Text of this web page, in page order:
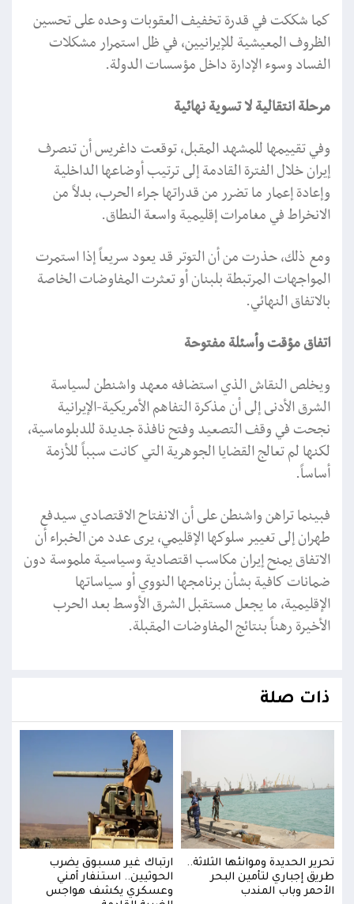
كما شككت في قدرة تخفيف العقوبات وحده على تحسين
الظروف المعيشية للإيرانيين، في ظل استمرار مشكلات
الفساد وسوء الإدارة داخل مؤسسات الدولة.
مرحلة انتقالية لا تسوية نهائية
وفي تقييمها للمشهد المقبل، توقعت داغريس أن تنصرف
إيران خلال الفترة القادمة إلى ترتيب أوضاعها الداخلية
وإعادة إعمار ما تضرر من قدراتها جراء الحرب، بدلاً من
الانخراط في مغامرات إقليمية واسعة النطاق.
ومع ذلك، حذرت من أن التوتر قد يعود سريعاً إذا استمرت
المواجهات المرتبطة بلبنان أو تعثرت المفاوضات الخاصة
بالاتفاق النهائي.
اتفاق مؤقت وأسئلة مفتوحة
ويخلص النقاش الذي استضافه معهد واشنطن لسياسة
الشرق الأدنى إلى أن مذكرة التفاهم الأمريكية-الإيرانية
نجحت في وقف التصعيد وفتح نافذة جديدة للدبلوماسية،
لكنها لم تعالج القضايا الجوهرية التي كانت سبباً للأزمة
أساساً.
فبينما تراهن واشنطن على أن الانفتاح الاقتصادي سيدفع
طهران إلى تغيير سلوكها الإقليمي، يرى عدد من الخبراء أن
الاتفاق يمنح إيران مكاسب اقتصادية وسياسية ملموسة دون
ضمانات كافية بشأن برنامجها النووي أو سياساتها
الإقليمية، ما يجعل مستقبل الشرق الأوسط بعد الحرب
الأخيرة رهناً بنتائج المفاوضات المقبلة.
ذات صلة
تحرير الحديدة وموانئها الثلاثة..
طريق إجباري لتأمين البحر
الأحمر وباب المندب
ارتباك غير مسبوق يضرب
الحوثيين.. استنفار أمني
وعسكري يكشف هواجس